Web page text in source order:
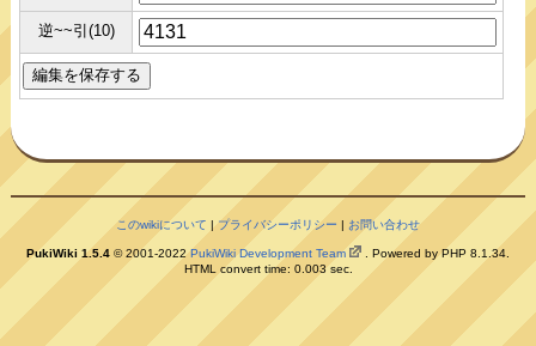
逆~~引(10)
このwikiについて |プライバシーポリシー | お問い合わせ
PukiWiki 1.5.4 © 2001-2022PukiWiki Development Team
. Powered by PHP 8.1.34.
HTML convert time: 0.003 sec.